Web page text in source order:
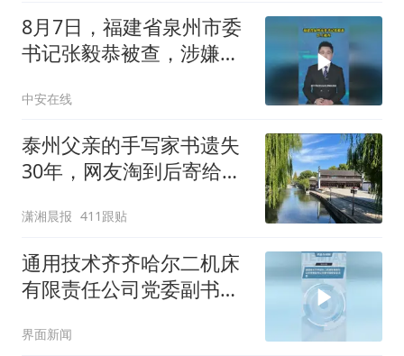
8月7日，福建省泉州市委
书记张毅恭被查，涉嫌严
中安在线
泰州父亲的手写家书遗失
30年，网友淘到后寄给女
还在
潇湘晨报 411跟贴
通用技术齐齐哈尔二机床
有限责任公司党委副书记
界面新闻